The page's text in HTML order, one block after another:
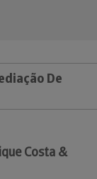
De
Costa &